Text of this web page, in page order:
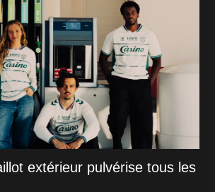
extérieur pulvérise tous les